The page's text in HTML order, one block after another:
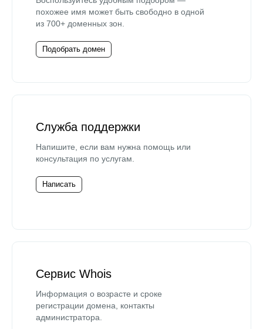
похожее имя может быть свободно в одной
из 700+ доменных зон.
Подобрать домен
Служба поддержки
Напишите, если вам нужна помощь или
консультация по услугам.
Написать
Сервис Whois
Информация о возрасте и сроке
регистрации домена, контакты
администратора.